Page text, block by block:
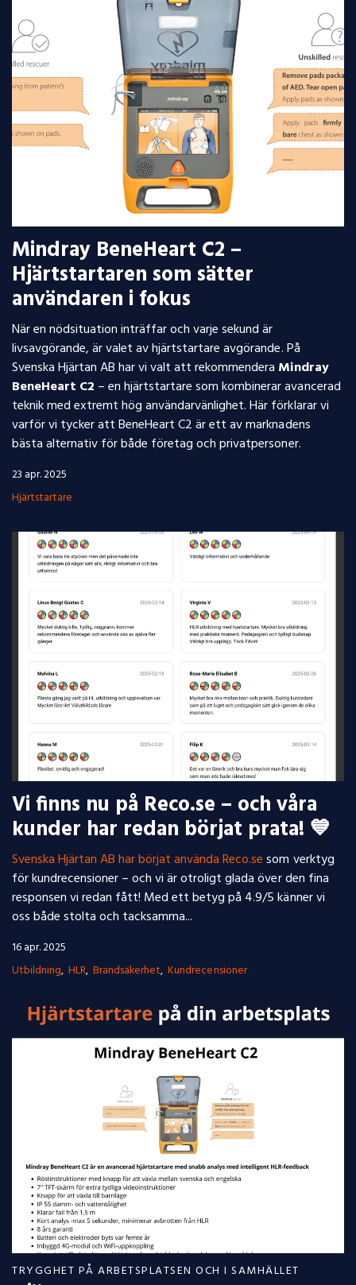
Mindray BeneHeart C2 –
Hjärtstartaren som sätter
användaren i fokus
När en nödsituation inträffar och varje sekund är
livsavgörande, är valet av hjärtstartare avgörande. På
Svenska Hjärtan AB har vi valt att rekommendera Mindray
BeneHeart C2 – en hjärtstartare som kombinerar avancerad
teknik med extremt hög användarvänlighet. Här förklarar vi
varför vi tycker att BeneHeart C2 är ett av marknadens
bästa alternativ för både företag och privatpersoner.
23 apr. 2025
Hjärtstartare
Vi finns nu på Reco.se – och våra
kunder har redan börjat prata! 💙
Svenska Hjärtan AB har börjat användaReco.sesom verktyg
för kundrecensioner – och vi är otroligt glada över den fina
responsen vi redan fått! Med ett betyg på 4.9/5 känner vi
oss både stolta och tacksamma...
16 apr. 2025
Utbildning HLR Brandsäkerhet Kundrecensioner
TRYGGHET PÅ ARBETSPLATSEN OCH I SAMHÄLLET